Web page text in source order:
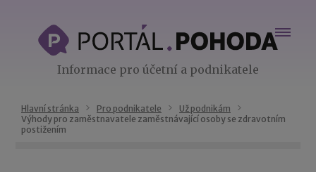
Informace pro účetní a podnikatele
Hlavní stránka Pro podnikatele
Už podnikám
Výhody pro zaměstnavatele zaměstnávající osoby se zdravotním
postižením